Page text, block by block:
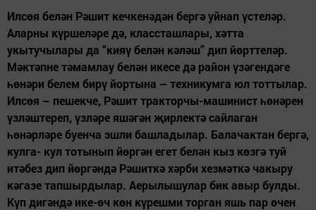
Илсөя белән Рәшит кечкенәдән бергә уйнап үстеләр.
Аларны күршеләре дә, классташлары, хәтта
укытучылары да “кияү белән кәләш” дип йөрттеләр.
Мәктәпне тәмамлау белән икесе дә район үзәгендәге
һөнәри белем бирү йор­тына – техникумга юл тоттылар.
Илсөя – пешекче, Рәшит трактор­чы-машинист һөнәрен
үзләштереп, үзләре яшәгән җирлектә сайла­ган
һөнәрләре буенча эшли башла­дылар. Балачактан бергә,
кулга- кул тотынып йөргән егет белән кыз көзгә туй
итәбез дип йөргәндә Рәшиткә хәрби хезмәткә чакыру
кәгазе тапшырдылар. Аерылышу­лар бик авыр булды.
Күп дигәндә ике-өч көн күрешми торган яшь пар өчен